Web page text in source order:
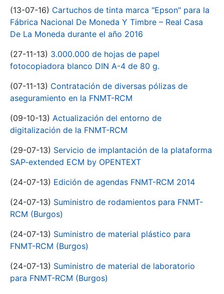
(13-07-16) Cartuchos de tinta marca "Epson" para la
Fábrica Nacional De Moneda Y Timbre – Real Casa
De La Moneda durante el año 2016
(27-11-13) 3.000.000 de hojas de papel
fotocopiadora blanco DIN A-4 de 80 g.
(07-11-13) Contratación de diversas pólizas de
aseguramiento en la FNMT-RCM
(09-10-13) Actualización del entorno de
digitalización de la FNMT-RCM
(29-07-13) Servicio de implantación de la plataforma
SAP-extended ECM by OPENTEXT
(24-07-13) Edición de agendas FNMT-RCM 2014
(24-07-13) Suministro de rodamientos para FNMT-
RCM (Burgos)
(24-07-13) Suministro de material plástico para
FNMT-RCM (Burgos)
(24-07-13) Suministro de material de laboratorio
para FNMT-RCM (Burgos)